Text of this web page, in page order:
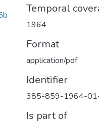
Temporal
1964
Format
application/pdf
Identifier
385-859-1964-
Is part of